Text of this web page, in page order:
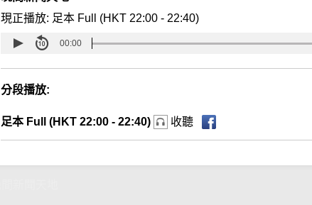
現正播放: 足本 Full (HKT 22:00 - 22:40)
00:00
分段播放:
足本 Full (HKT 22:00 - 22:40) 收聽